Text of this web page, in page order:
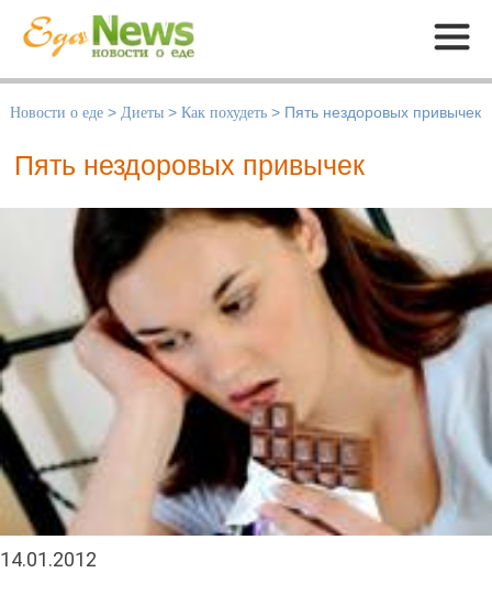
Меню
Новости о еде > Диеты > Как похудеть > Пять нездоровых привычек
Пять нездоровых привычек
14.01.2012